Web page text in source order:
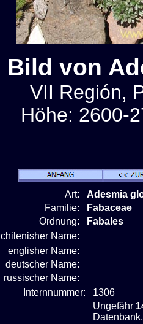
Bild von
VII Región,
Höhe: 2600-
Art:
Adesmia
Familie:
Fabaceae
Ordnung:
Fabales
chilenisher Name:
englisher Name:
deutscher Name:
russischer Name:
Internnummer:
1306
Ungefähr
Datenbank.